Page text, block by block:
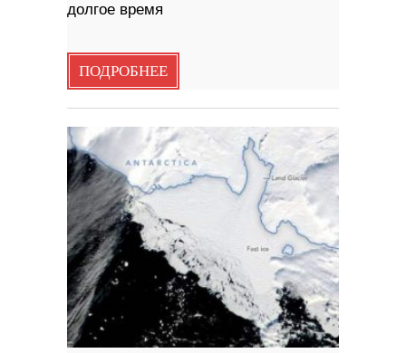
долгое время
ПОДРОБНЕЕ